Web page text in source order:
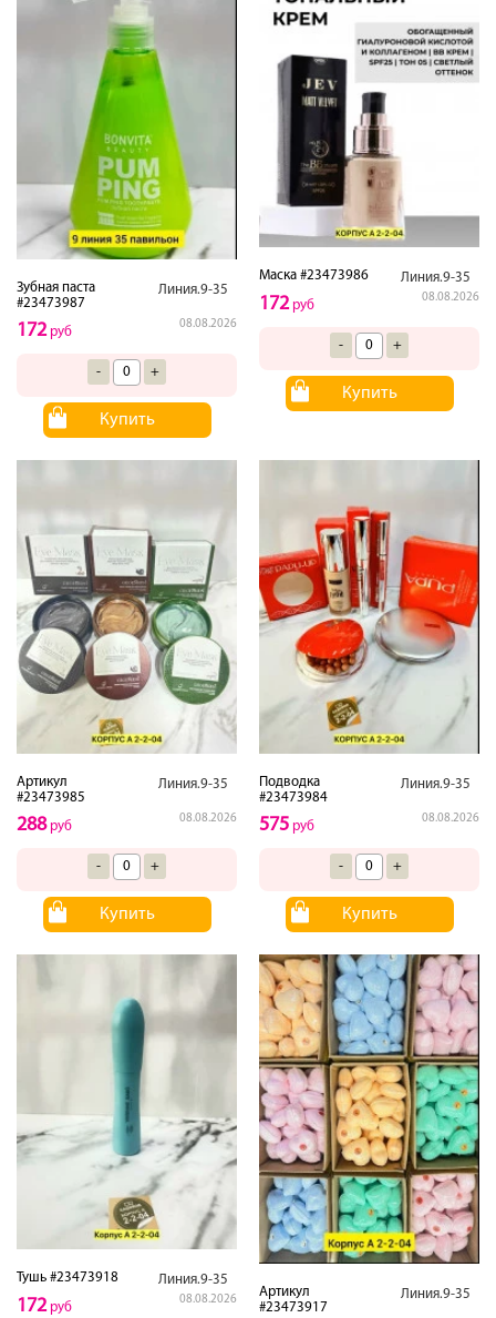
Зубная паста
#23473987
Линия.9-35
08.08.2026
172руб
- +
Купить
Маска #23473986 Линия.9-35
08.08.2026
172руб
- +
Купить
Артикул
#23473985
Линия.9-35
08.08.2026
288руб
- +
Купить
Подводка
#23473984
Линия.9-35
08.08.2026
575 руб
- +
Купить
Тушь #23473918 Линия.9-35
08.08.2026
172руб
Артикул
#23473917
Линия.9-35